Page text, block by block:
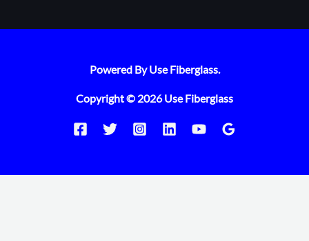
Powered By Use Fiberglass.
Copyright © 2026 Use Fiberglass